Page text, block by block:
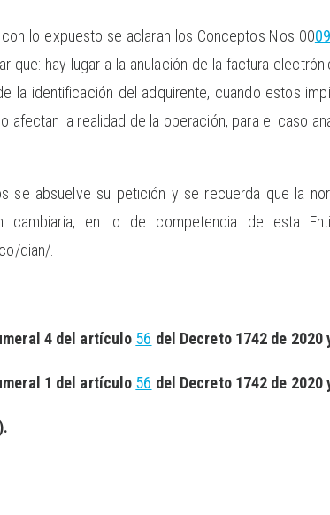
lo expuesto se aclaran los Conceptos Nos 00
que: hay lugar a la anulación de la factura
la identificación del adquirente, cuando estos
afectan la realidad de la operación, para el caso
se absuelve su petición y se recuerda que la
cambiaria, en lo de competencia de esta
dian/.
4 del artículo 56 del Decreto 1742 de
1 del artículo 56 del Decreto 1742 de